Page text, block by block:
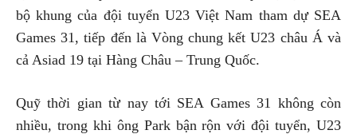
bộ khung của đội tuyển U23 Việt Nam tham dự SEA
Games 31, tiếp đến là Vòng chung kết U23 châu Á và
cả Asiad 19 tại Hàng Châu – Trung Quốc.
Quỹ thời gian từ nay tới SEA Games 31 không còn
nhiều, trong khi ông Park bận rộn với đội tuyển, U23